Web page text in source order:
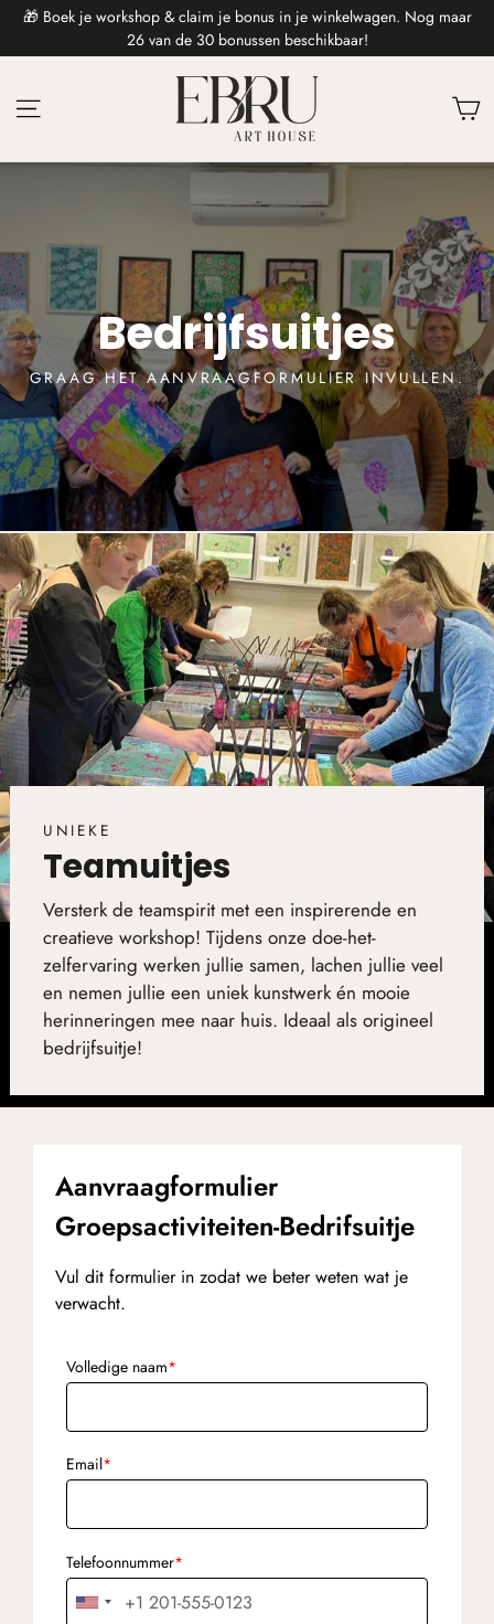
🎁 Boek je workshop & claim je bonus in je winkelwagen. Nog maar
26 van de 30 bonussen beschikbaar!
Bedrijfsuitjes
GRAAG HET AANVRAAGFORMULIER INVULLEN.
UNIEKE
Teamuitjes
Versterk de teamspirit met een inspirerende en
creatieve workshop! Tijdens onze doe-het-
zelfervaring werken jullie samen, lachen jullie veel
en nemen jullie een uniek kunstwerk én mooie
herinneringen mee naar huis. Ideaal als origineel
bedrijfsuitje!